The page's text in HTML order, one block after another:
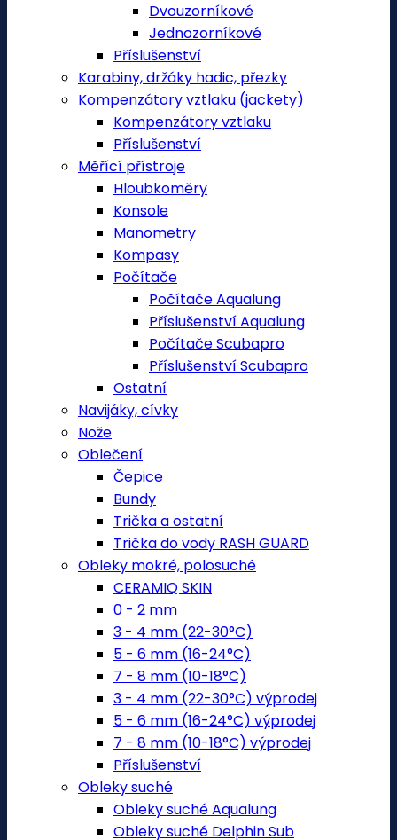
Dvouzorníkové
Jednozorníkové
Příslušenství
Karabiny, držáky hadic, přezky
Kompenzátory vztlaku (jackety)
Kompenzátory vztlaku
Příslušenství
Měřící přístroje
Hloubkoměry
Konsole
Manometry
Kompasy
Počítače
Počítače Aqualung
Příslušenství Aqualung
Počítače Scubapro
Příslušenství Scubapro
Ostatní
Navijáky, cívky
Nože
Oblečení
Čepice
Bundy
Trička a ostatní
Trička do vody RASH GUARD
Obleky mokré, polosuché
CERAMIQ SKIN
0 - 2 mm
3 - 4 mm (22-30°C)
5 - 6 mm (16-24°C)
7 - 8 mm (10-18°C)
3 - 4 mm (22-30°C) výprodej
5 - 6 mm (16-24°C) výprodej
7 - 8 mm (10-18°C) výprodej
Příslušenství
Obleky suché
Obleky suché Aqualung
Obleky suché Delphin Sub